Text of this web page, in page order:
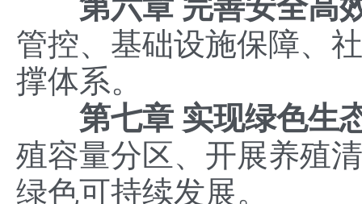
管控、基础设施保障、
撑体系。
第七章 实现绿色生
殖容量分区、开展养殖
绿色可持续发展。